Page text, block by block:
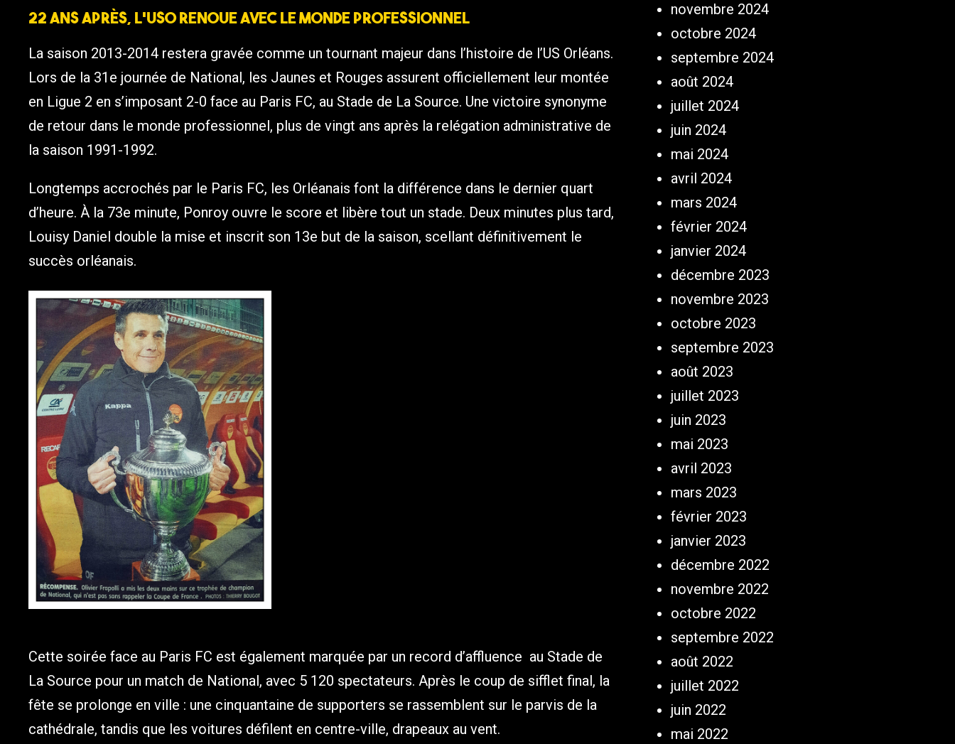
22 ans après, l’USO renoue avec le monde professionnel
La saison 2013-2014 restera gravée comme un tournant majeur dans l’histoire de l’US Orléans.
Lors de la 31e journée de National, les Jaunes et Rouges assurent officiellement leur montée
en Ligue 2 en s’imposant 2-0 face au Paris FC, au Stade de La Source. Une victoire synonyme
de retour dans le monde professionnel, plus de vingt ans après la relégation administrative de
la saison 1991-1992.
Longtemps accrochés par le Paris FC, les Orléanais font la différence dans le dernier quart
d’heure. À la 73e minute, Ponroy ouvre le score et libère tout un stade. Deux minutes plus tard,
Louisy Daniel double la mise et inscrit son 13e but de la saison, scellant définitivement le
succès orléanais.
Cette soirée face au Paris FC est également marquée par un record d’affluence au Stade de
La Source pour un match de National, avec 5 120 spectateurs. Après le coup de sifflet final, la
fête se prolonge en ville : une cinquantaine de supporters se rassemblent sur le parvis de la
cathédrale, tandis que les voitures défilent en centre-ville, drapeaux au vent.
novembre 2024
octobre 2024
septembre 2024
août 2024
juillet 2024
juin 2024
mai 2024
avril 2024
mars 2024
février 2024
janvier 2024
décembre 2023
novembre 2023
octobre 2023
septembre 2023
août 2023
juillet 2023
juin 2023
mai 2023
avril 2023
mars 2023
février 2023
janvier 2023
décembre 2022
novembre 2022
octobre 2022
septembre 2022
août 2022
juillet 2022
juin 2022
mai 2022